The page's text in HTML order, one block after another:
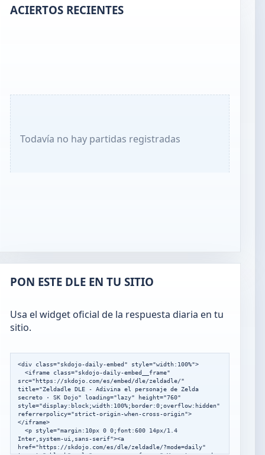
ACIERTOS RECIENTES
Todavía no hay partidas registradas
PON ESTE DLE EN TU SITIO
Usa el widget oficial de la respuesta diaria en tu
sitio.
<div class="skdojo-daily-embed" style="width:100%">
  <iframe class="skdojo-daily-embed__frame"
src="https://skdojo.com/es/embed/dle/zeldadle/"
title="Zeldadle DLE - Adivina el personaje de Zelda
secreto · SK Dojo" loading="lazy" height="760"
style="display:block;width:100%;border:0;overflow:hidden"
referrerpolicy="strict-origin-when-cross-origin">
</iframe>
  <p style="margin:10px 0 0;font:600 14px/1.4
Inter,system-ui,sans-serif"><a
href="https://skdojo.com/es/dle/zeldadle/?mode=daily"